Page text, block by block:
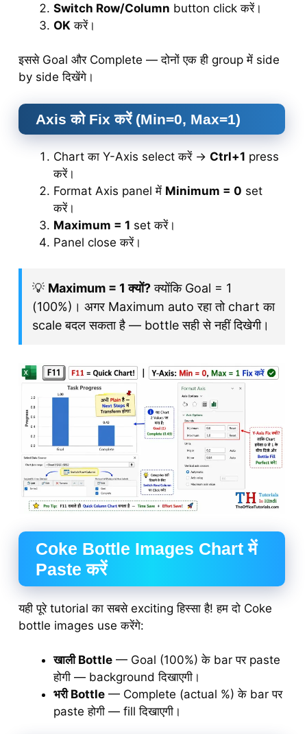
Switch Row/Column button click करें।
OK करें।
इससे Goal और Complete — दोनों एक ही group में side
by side दिखेंगे।
Axis को Fix करें (Min=0, Max=1)
Chart का Y-Axis select करें → Ctrl+1 press
करें।
Format Axis panel में Minimum = 0 set
करें।
Maximum = 1 set करें।
Panel close करें।
💡 Maximum = 1 क्यों?क्योंकि Goal = 1
(100%)। अगर Maximum auto रहा तो chart का
scale बदल सकता है — bottle सही से नहीं दिखेगी।
Coke Bottle Images Chart में
Paste करें
यही पूरे tutorial का सबसे exciting हिस्सा है! हम दो Coke
bottle images use करेंगे:
खाली Bottle — Goal (100%) के bar पर paste
होगी — background दिखाएगी।
भरी Bottle — Complete (actual %) के bar पर
paste होगी — fill दिखाएगी।